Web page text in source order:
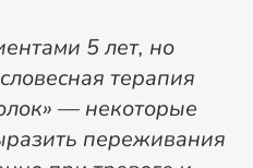
5 лет, но
терапия
— некоторые
переживания